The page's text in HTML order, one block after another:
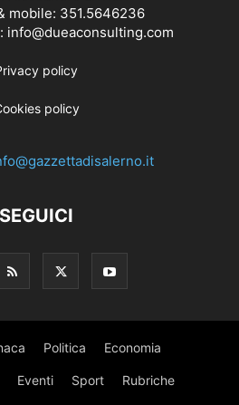
mobile: 351.5646236
info@dueaconsulting.com
policy
policy
SEGUICI
Politica Economia
Eventi Sport Rubriche